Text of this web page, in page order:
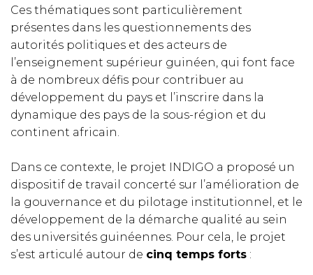
Ces thématiques sont particulièrement
présentes dans les questionnements des
autorités politiques et des acteurs de
l’enseignement supérieur guinéen, qui font face
à de nombreux défis pour contribuer au
développement du pays et l’inscrire dans la
dynamique des pays de la sous-région et du
continent africain.
Dans ce contexte, le projet INDIGO a proposé un
dispositif de travail concerté sur l’amélioration de
la gouvernance et du pilotage institutionnel, et le
développement de la démarche qualité au sein
des universités guinéennes. Pour cela, le projet
s’est articulé autour de cinq temps forts :